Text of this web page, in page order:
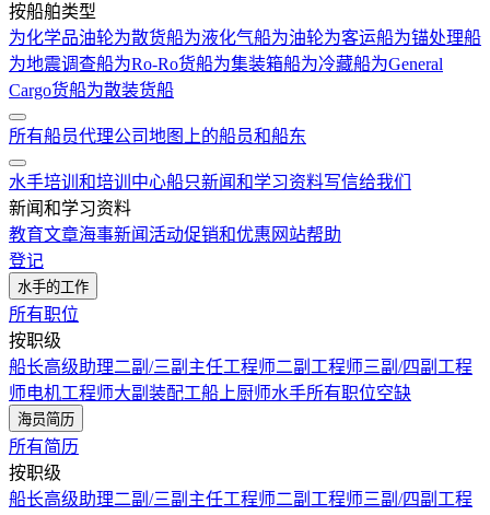
按船舶类型
为化学品油轮为散货船为液化气船为油轮为客运船为锚处理船
为地震调查船为Ro-Ro货船为集装箱船为冷藏船为General
Cargo货船为散装货船
所有船员代理公司地图上的船员和船东
水手培训和培训中心船只新闻和学习资料写信给我们
新闻和学习资料
教育文章海事新闻活动促销和优惠 网站帮助
登记
水手的工作
所有职位
按职级
船长高级助理二副/三副 主任工程师二副工程师三副/四副工程
师电机工程师大副 装配工船上厨师水手所有职位空缺
海员简历
所有简历
按职级
船长高级助理二副/三副 主任工程师二副工程师三副/四副工程